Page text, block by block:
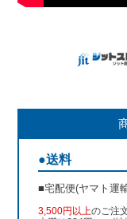
●送料
■宅配便(ヤマト運
3,500円以上のご注